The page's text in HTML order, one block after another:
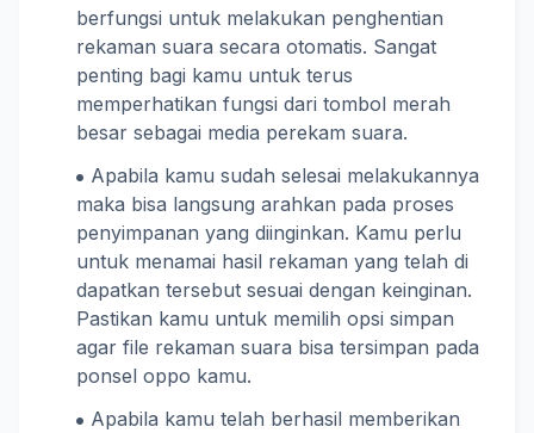
berfungsi untuk melakukan penghentian
rekaman suara secara otomatis. Sangat
penting bagi kamu untuk terus
memperhatikan fungsi dari tombol merah
besar sebagai media perekam suara.
Apabila kamu sudah selesai melakukannya
maka bisa langsung arahkan pada proses
penyimpanan yang diinginkan. Kamu perlu
untuk menamai hasil rekaman yang telah di
dapatkan tersebut sesuai dengan keinginan.
Pastikan kamu untuk memilih opsi simpan
agar file rekaman suara bisa tersimpan pada
ponsel oppo kamu.
Apabila kamu telah berhasil memberikan